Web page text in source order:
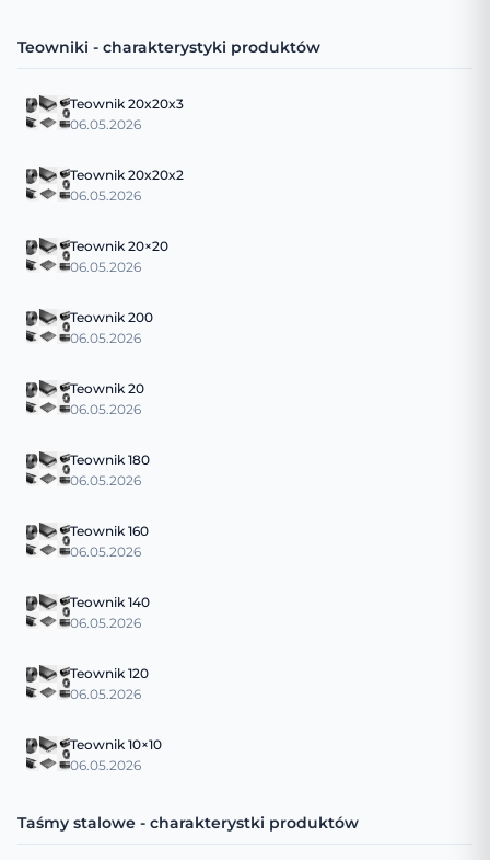
Teowniki - charakterystyki produktów
Teownik 20x20x3
06.05.2026
Teownik 20x20x2
06.05.2026
Teownik 20×20
06.05.2026
Teownik 200
06.05.2026
Teownik 20
06.05.2026
Teownik 180
06.05.2026
Teownik 160
06.05.2026
Teownik 140
06.05.2026
Teownik 120
06.05.2026
Teownik 10×10
06.05.2026
Taśmy stalowe - charakterystki produktów